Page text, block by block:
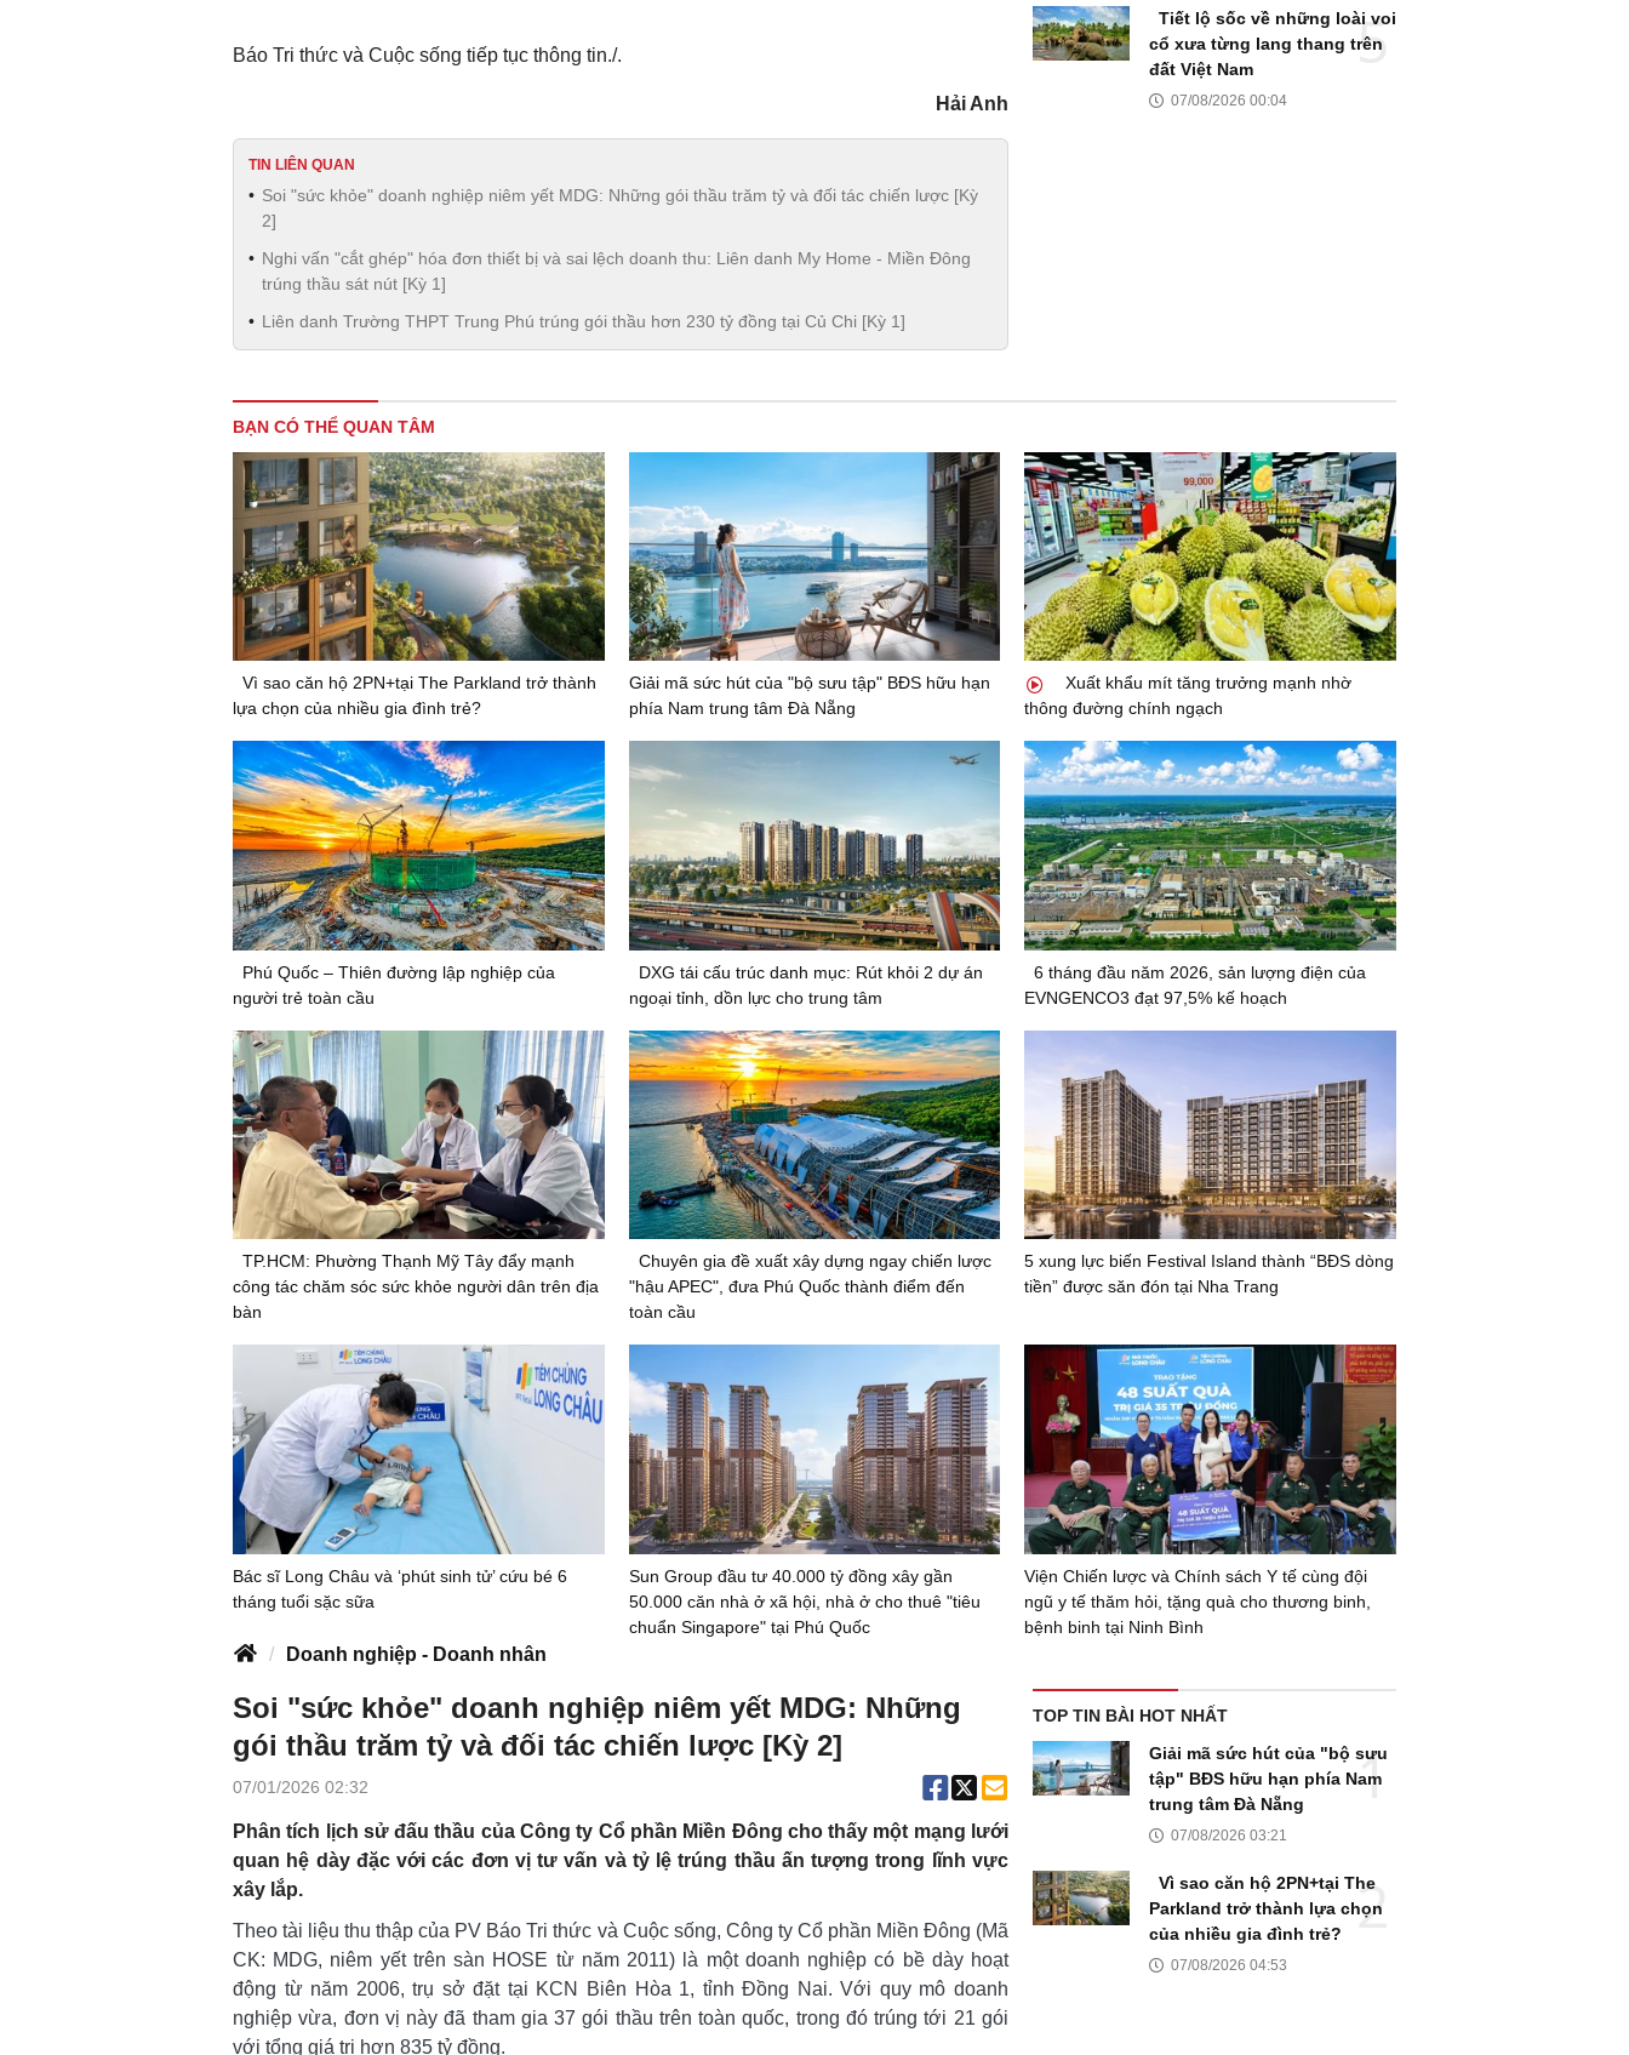
Báo Tri thức và Cuộc sống tiếp tục thông tin./.
Hải Anh
TIN LIÊN QUAN
Soi "sức khỏe" doanh nghiệp niêm yết MDG: Những gói thầu trăm tỷ và đối tác chiến lược [Kỳ
2]
Nghi vấn "cắt ghép" hóa đơn thiết bị và sai lệch doanh thu: Liên danh My Home - Miền Đông
trúng thầu sát nút [Kỳ 1]
Liên danh Trường THPT Trung Phú trúng gói thầu hơn 230 tỷ đồng tại Củ Chi [Kỳ 1]
Tiết lộ sốc về những loài voi
cổ xưa từng lang thang trên
đất Việt Nam
07/08/2026 00:04
BẠN CÓ THỂ QUAN TÂM
Vì sao căn hộ 2PN+tại The Parkland trở thành
lựa chọn của nhiều gia đình trẻ?
Giải mã sức hút của "bộ sưu tập" BĐS hữu hạn
phía Nam trung tâm Đà Nẵng
Xuất khẩu mít tăng trưởng mạnh nhờ
thông đường chính ngạch
Phú Quốc – Thiên đường lập nghiệp của
người trẻ toàn cầu
DXG tái cấu trúc danh mục: Rút khỏi 2 dự án
ngoại tỉnh, dồn lực cho trung tâm
6 tháng đầu năm 2026, sản lượng điện của
EVNGENCO3 đạt 97,5% kế hoạch
TP.HCM: Phường Thạnh Mỹ Tây đẩy mạnh
công tác chăm sóc sức khỏe người dân trên địa
bàn
Chuyên gia đề xuất xây dựng ngay chiến lược
"hậu APEC", đưa Phú Quốc thành điểm đến
toàn cầu
5 xung lực biến Festival Island thành “BĐS dòng
tiền” được săn đón tại Nha Trang
Bác sĩ Long Châu và ‘phút sinh tử’ cứu bé 6
tháng tuổi sặc sữa
Sun Group đầu tư 40.000 tỷ đồng xây gần
50.000 căn nhà ở xã hội, nhà ở cho thuê "tiêu
chuẩn Singapore" tại Phú Quốc
Viện Chiến lược và Chính sách Y tế cùng đội
ngũ y tế thăm hỏi, tặng quà cho thương binh,
bệnh binh tại Ninh Bình
Doanh nghiệp - Doanh nhân
Soi "sức khỏe" doanh nghiệp niêm yết MDG: Những
gói thầu trăm tỷ và đối tác chiến lược [Kỳ 2]
07/01/2026 02:32
Phân tích lịch sử đấu thầu của Công ty Cổ phần Miền Đông cho thấy một mạng lưới
quan hệ dày đặc với các đơn vị tư vấn và tỷ lệ trúng thầu ấn tượng trong lĩnh vực
xây lắp.
Theo tài liệu thu thập của PV Báo Tri thức và Cuộc sống, Công ty Cổ phần Miền Đông (Mã
CK: MDG, niêm yết trên sàn HOSE từ năm 2011) là một doanh nghiệp có bề dày hoạt
động từ năm 2006, trụ sở đặt tại KCN Biên Hòa 1, tỉnh Đồng Nai. Với quy mô doanh
nghiệp vừa, đơn vị này đã tham gia 37 gói thầu trên toàn quốc, trong đó trúng tới 21 gói
với tổng giá trị hơn 835 tỷ đồng.
TOP TIN BÀI HOT NHẤT
Giải mã sức hút của "bộ sưu
tập" BĐS hữu hạn phía Nam
trung tâm Đà Nẵng
07/08/2026 03:21
Vì sao căn hộ 2PN+tại The
Parkland trở thành lựa chọn
của nhiều gia đình trẻ?
07/08/2026 04:53